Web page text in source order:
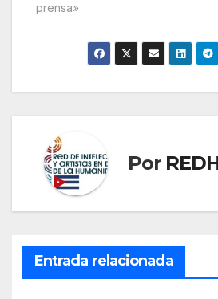
prensa»
Por
Entrada relacionada